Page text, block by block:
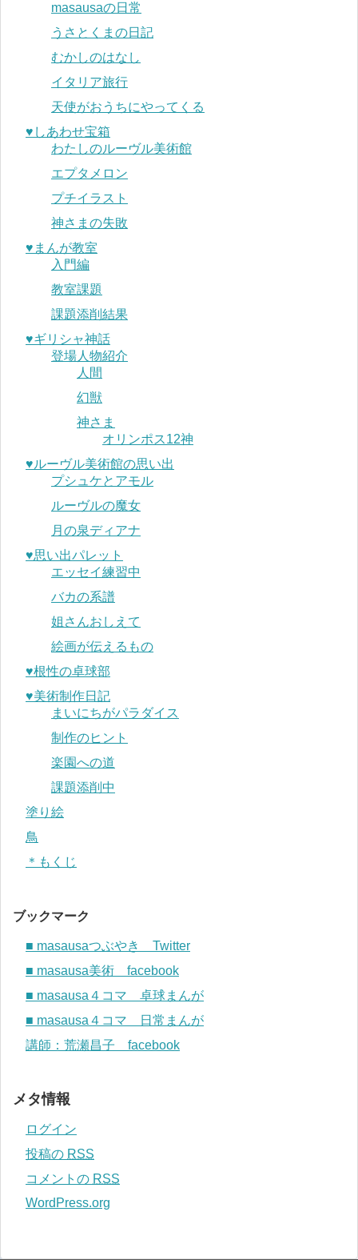
masausaの日常
うさとくまの日記
むかしのはなし
イタリア旅行
天使がおうちにやってくる
♥︎しあわせ宝箱
わたしのルーヴル美術館
エプタメロン
プチイラスト
神さまの失敗
♥︎まんが教室
入門編
教室課題
課題添削結果
♥︎ギリシャ神話
登場人物紹介
人間
幻獣
神さま
オリンポス12神
♥︎ルーヴル美術館の思い出
プシュケとアモル
ルーヴルの魔女
月の泉ディアナ
♥︎思い出パレット
エッセイ練習中
バカの系譜
姐さんおしえて
絵画が伝えるもの
♥︎根性の卓球部
♥︎美術制作日記
まいにちがパラダイス
制作のヒント
楽園への道
課題添削中
塗り絵
鳥
＊もくじ
ブックマーク
■ masausaつぶやき Twitter
■ masausa美術 facebook
■ masausa４コマ 卓球まんが
■ masausa４コマ 日常まんが
講師：荒瀬昌子 facebook
メタ情報
ログイン
投稿の RSS
コメントの RSS
WordPress.org